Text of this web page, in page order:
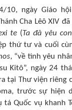
10, ngày Giáo
Cha Lêô XIV
te(Ta đã yêu con
thứ tư và cuối
, “về tình yêu
Kitô”, ngày 24
tại Thư viện riêng
trước sự hiện
tá Quốc vụ khanh